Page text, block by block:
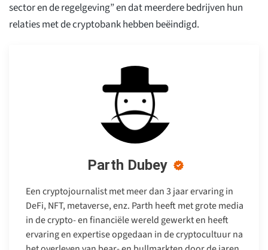
sector en de regelgeving” en dat meerdere bedrijven hun
relaties met de cryptobank hebben beëindigd.
Parth Dubey
Een cryptojournalist met meer dan 3 jaar ervaring in
DeFi, NFT, metaverse, enz. Parth heeft met grote media
in de crypto- en financiële wereld gewerkt en heeft
ervaring en expertise opgedaan in de cryptocultuur na